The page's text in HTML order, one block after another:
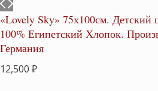
«Lovely Sky» 75х100см. Детский
100% Египетский Хлопок.
Германия
12,500 ₽